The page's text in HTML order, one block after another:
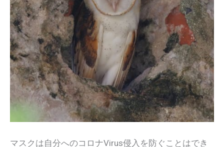
マスクは自分へのコロナVirus侵入を防ぐことはでき